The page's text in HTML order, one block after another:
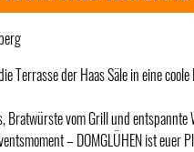
FAQ
Anfahrt
Terrasse der Haas Säle in eine
Bratwürste vom Grill und entspannte
– DOMGLÜHEN ist euer